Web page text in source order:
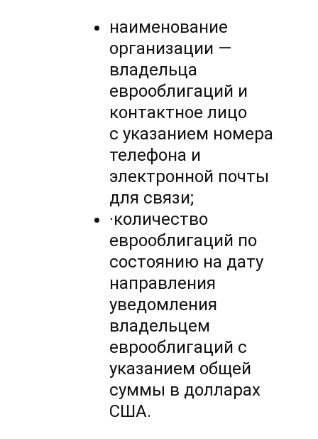
наименование
организации —
владельца
еврооблигаций и
контактное лицо
с указанием номера
телефона и
электронной почты
для связи;
·количество
еврооблигаций по
состоянию на дату
направления
уведомления
владельцем
еврооблигаций с
указанием общей
суммы в долларах
США.